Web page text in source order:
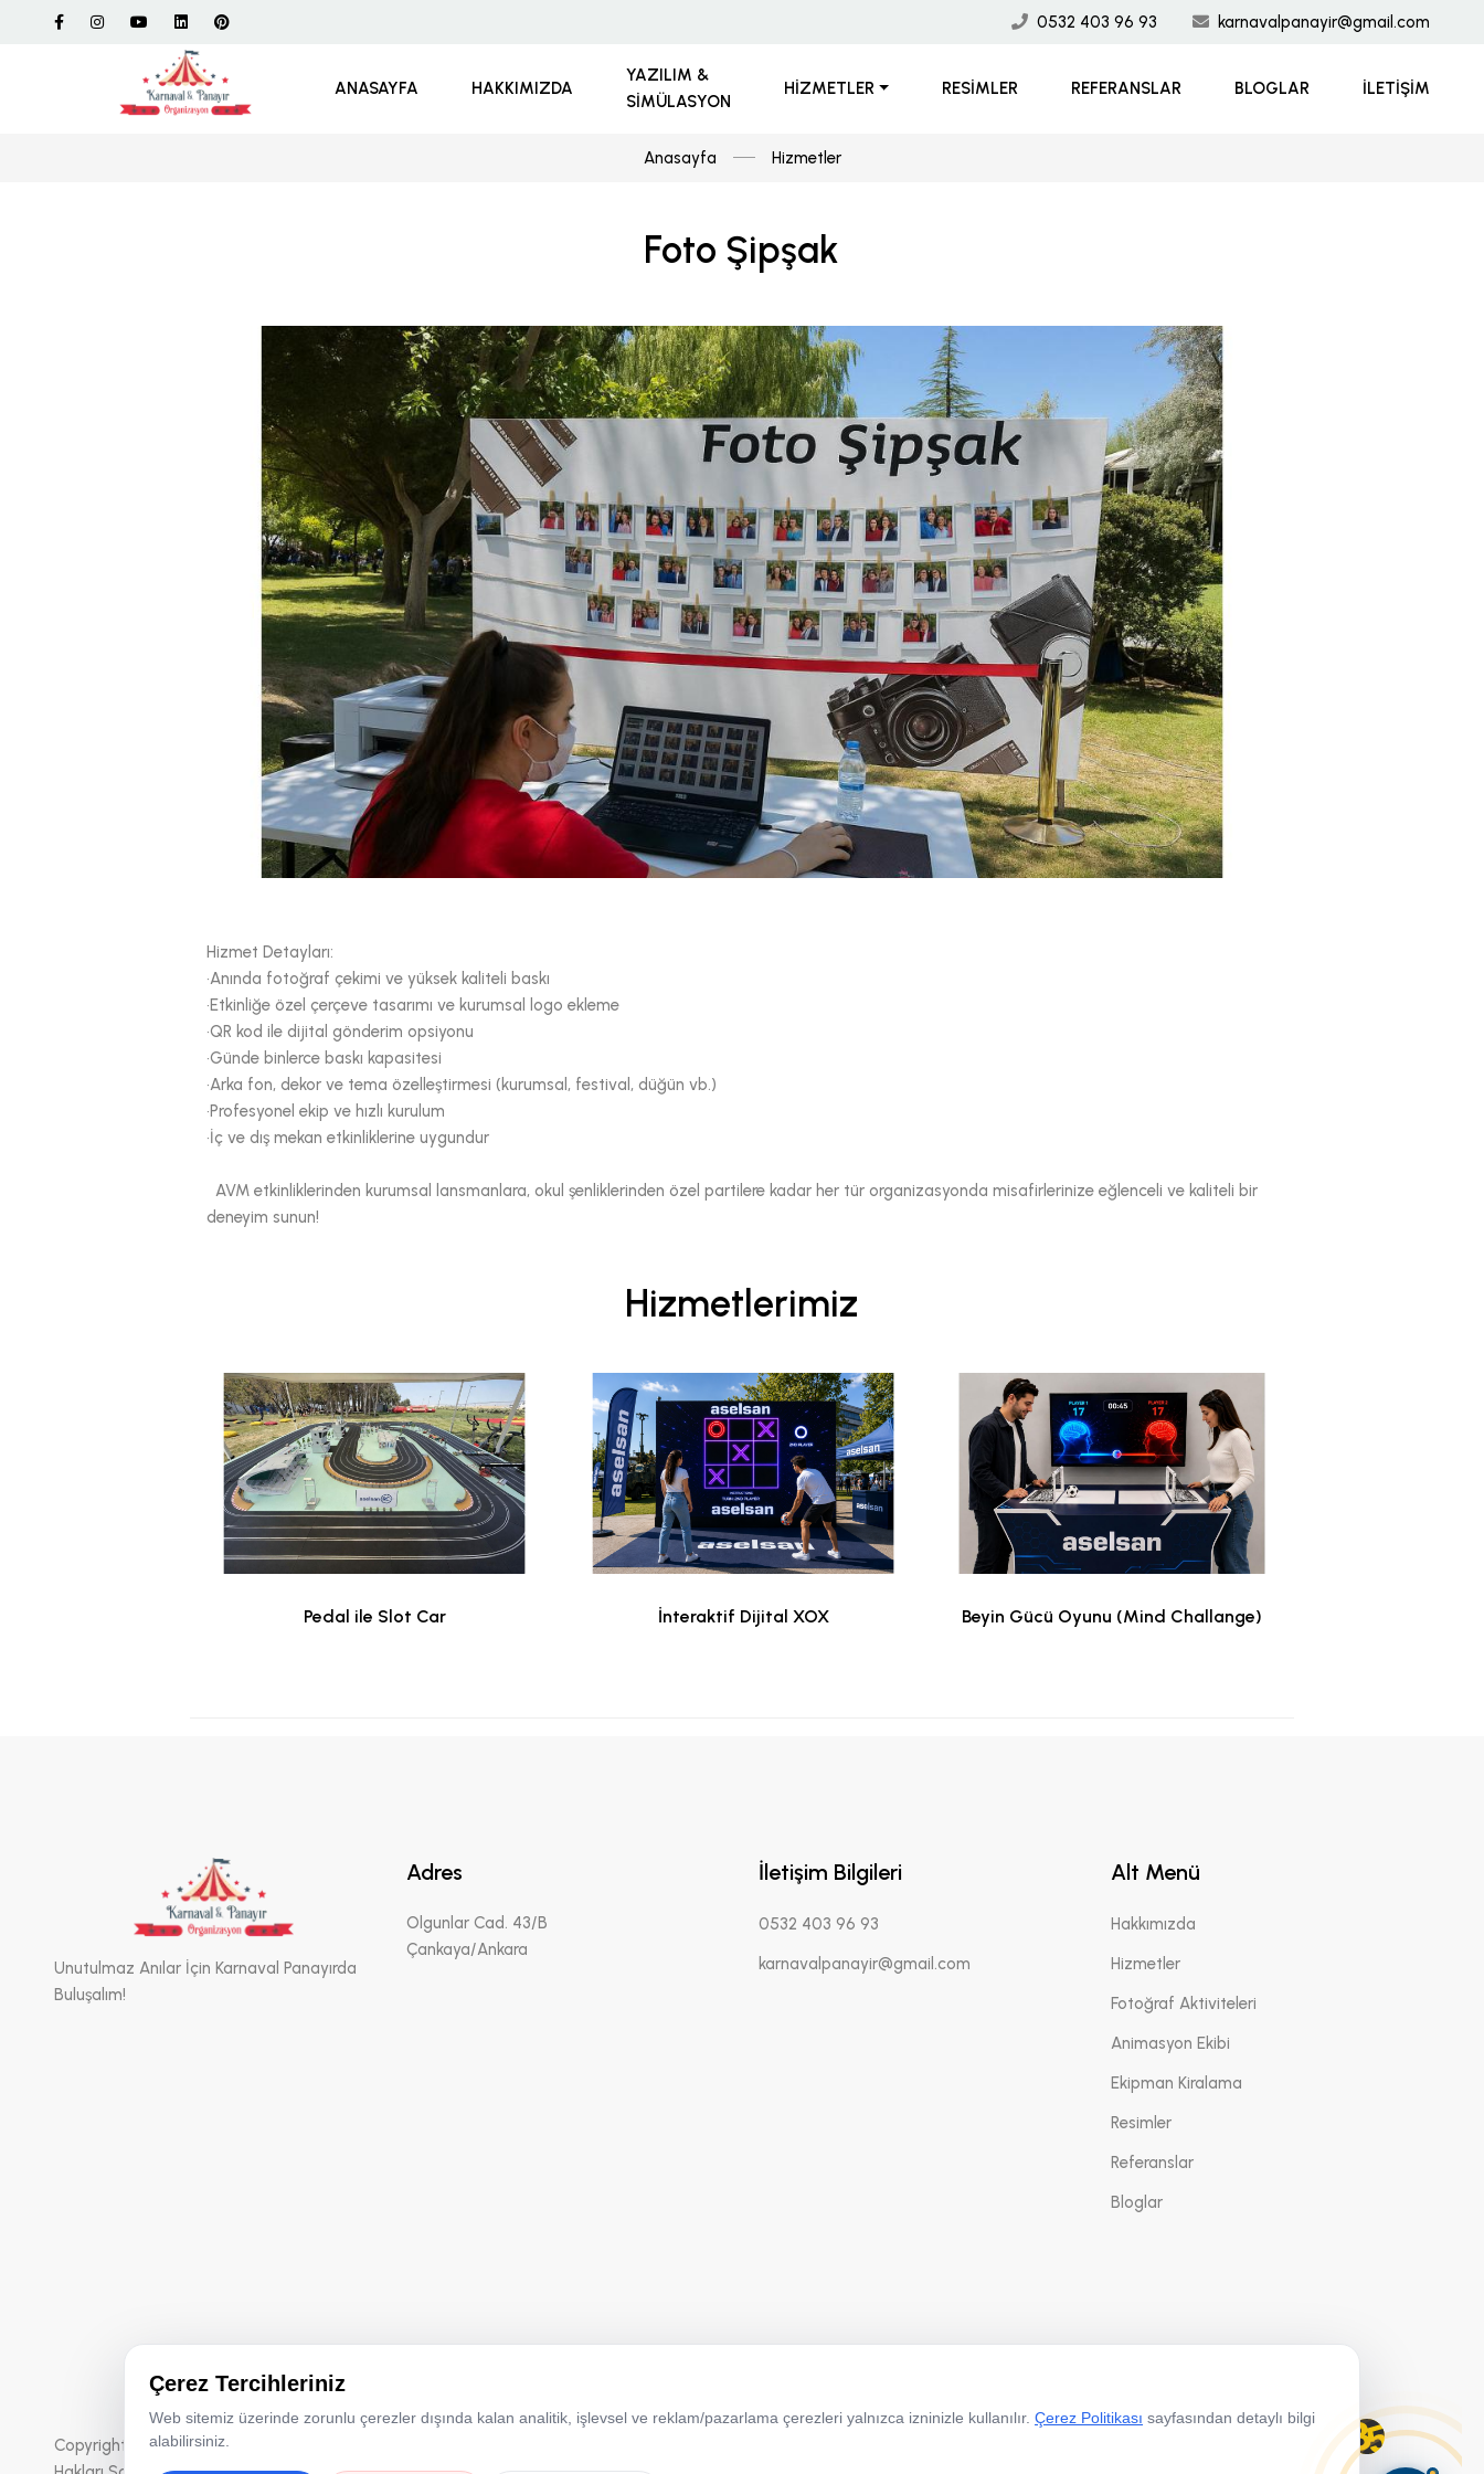
0532 403 96 93 karnavalpanayir@gmail.com
ANASAYFA HAKKIMIZDA
YAZILIM &
SIMÜLASYON
HIZMETLER RESIMLER REFERANSLAR BLOGLAR İLETIŞIM
Anasayfa Hizmetler
Foto Şipşak
Hizmet Detayları:
•Anında fotoğraf çekimi ve yüksek kaliteli baskı
•Etkinliğe özel çerçeve tasarımı ve kurumsal logo ekleme
•QR kod ile dijital gönderim opsiyonu
•Günde binlerce baskı kapasitesi
•Arka fon, dekor ve tema özelleştirmesi (kurumsal, festival, düğün vb.)
•Profesyonel ekip ve hızlı kurulum
•İç ve dış mekan etkinliklerine uygundur
AVM etkinliklerinden kurumsal lansmanlara, okul şenliklerinden özel partilere kadar her tür organizasyonda misafirlerinize eğlenceli ve kaliteli bir
deneyim sunun!
Hizmetlerimiz
Pedal ile Slot Car İnteraktif Dijital XOX Beyin Gücü Oyunu (Mind Challange)
Unutulmaz Anılar İçin Karnaval Panayırda
Buluşalım!
Adres
Olgunlar Cad. 43/B
Çankaya/Ankara
İletişim Bilgileri
0532 403 96 93
karnavalpanayir@gmail.com
Alt Menü
Hakkımızda
Hizmetler
Fotoğraf Aktiviteleri
Animasyon Ekibi
Ekipman Kiralama
Resimler
Referanslar
Bloglar
Copyright © 2026 Karnaval & Panayır Organizasyon | Tüm
Çerez Tercihleriniz
Web sitemiz üzerinde zorunlu çerezler dışında kalan analitik, işlevsel ve reklam/pazarlama çerezleri yalnızca izninizle kullanılır. Çerez Politikası sayfasından detaylı bilgi
alabilirsiniz.